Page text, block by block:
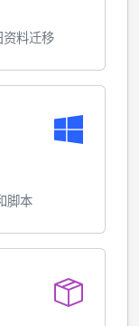
料迁移
脚本